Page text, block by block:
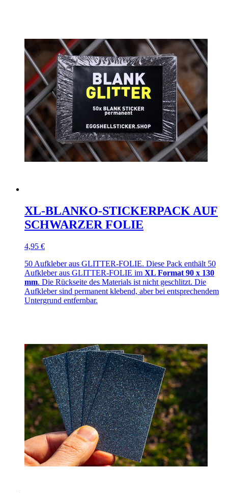
XL-BLANKO-STICKERPACK AUF
SCHWARZER FOLIE
4,95 €
50 Aufkleber aus GLITTER-FOLIE. Diese Pack enthält 50
Aufkleber aus GLITTER-FOLIE im XL Format 90 x 130
mm. Die Rückseite des Materials ist nicht geschlitzt. Die
Aufkleber sind permanent klebend, aber bei entsprechendem
Untergrund entfernbar.